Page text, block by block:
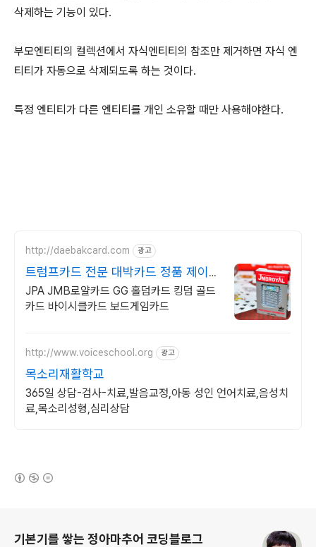
삭제하는 기능이 있다.
부모엔티티의 컬렉션에서 자식엔티티의 참조만 제거하면 자식 엔
티티가 자동으로 삭제되도록 하는 것이다.
특정 엔티티가 다른 엔티티를 개인 소유할 때만 사용해야한다.
http://daebakcard.com 광고
트럼프카드 전문 대박카드 정품 제이엠
비 로얄 판매점
JPA JMB로얄카드 GG 홀덤카드 킹덤 골드
카드 바이시클카드 보드게임카드
http://www.voiceschool.org 광고
목소리재활학교
365일 상담-검사-치료,발음교정,아동 성인 언어치료,음성치
료,목소리성형,심리상담
기본기를 쌓는 정아마추어 코딩블로그